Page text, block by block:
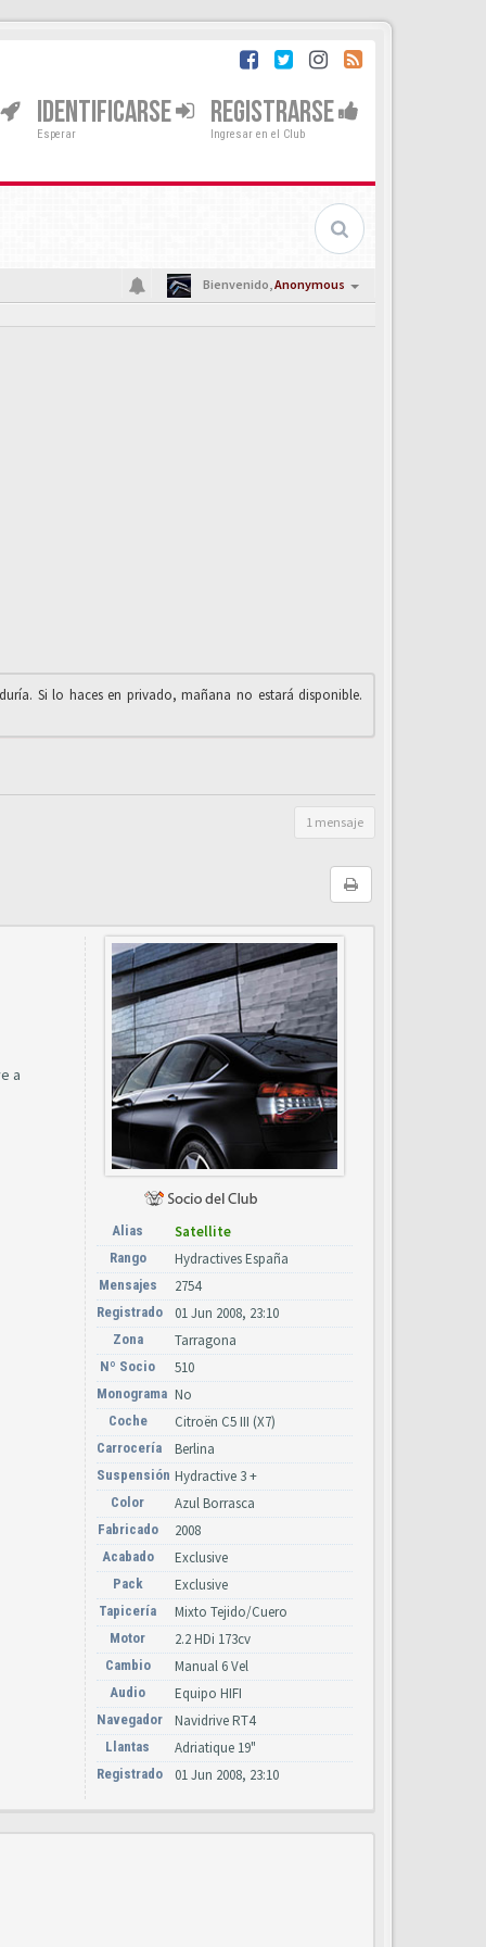
IDENTIFICARSE
Esperar
REGISTRARSE
Ingresar en el Club
Bienvenido,Anonymous
Si lo haces en privado, mañana no estará disponible.
1 mensaje
a
Alias Satellite
Rango Hydractives España
Mensajes 2754
Registrado 01 Jun 2008, 23:10
Zona Tarragona
Nº Socio 510
Monograma No
Coche Citroën C5 III (X7)
Carrocería Berlina
Suspensión Hydractive 3 +
Color Azul Borrasca
Fabricado 2008
Acabado Exclusive
Pack Exclusive
Tapicería Mixto Tejido/Cuero
Motor 2.2 HDi 173cv
Cambio Manual 6 Vel
Audio Equipo HIFI
Navegador Navidrive RT4
Llantas Adriatique 19"
Registrado 01 Jun 2008, 23:10